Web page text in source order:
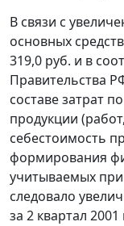
В связи с
основных
319,0 руб. и в
Правительства
составе затрат
продукции
себестоимость
формирования
учитываемых
следовало
за 2 квартал 2001